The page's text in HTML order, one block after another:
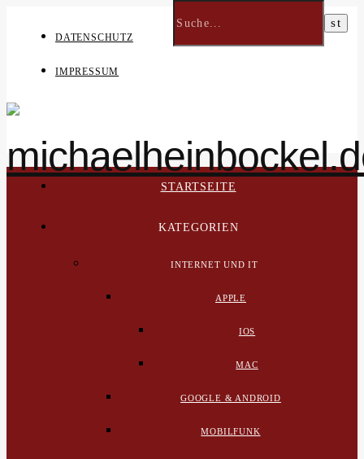
DATENSCHUTZ
IMPRESSUM
STARTSEITE
KATEGORIEN
INTERNET UND IT
APPLE
IOS
MAC
GOOGLE & ANDROID
MOBILFUNK